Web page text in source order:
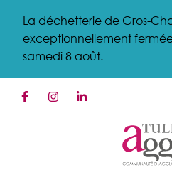
contenu
La déchetterie de Gros-
exceptionnellement
samedi 8 août.
Lien vers le compte
Lien vers le compte
Lien vers le